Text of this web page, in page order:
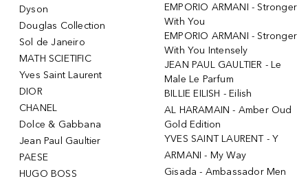
Dyson
Douglas Collection
Sol de Janeiro
MATH SCIETIFIC
Yves Saint Laurent
DIOR
CHANEL
Dolce & Gabbana
Jean Paul Gaultier
PAESE
HUGO BOSS
EMPORIO ARMANI - Stronger
With You
EMPORIO ARMANI - Stronger
With You Intensely
JEAN PAUL GAULTIER - Le
Male Le Parfum
BILLIE EILISH - Eilish
AL HARAMAIN - Amber Oud
Gold Edition
YVES SAINT LAURENT - Y
ARMANI - My Way
Gisada - Ambassador Men